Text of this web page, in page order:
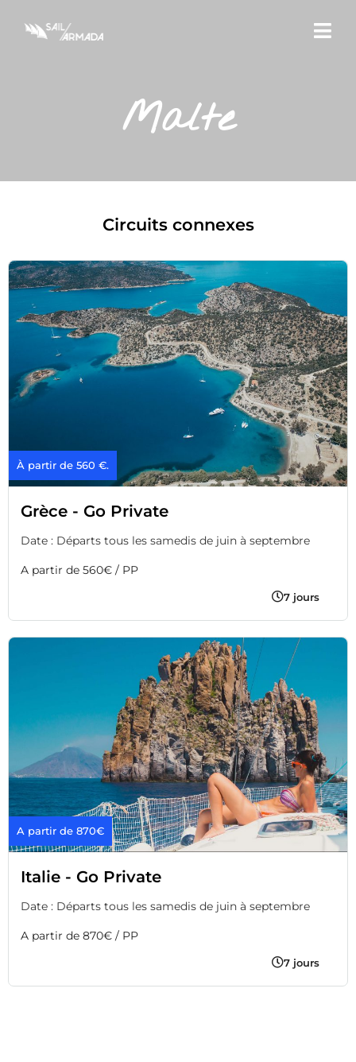
Malte
Circuits connexes
À partir de 560 €.
Grèce - Go Private
Date : Départs tous les samedis de juin à septembre
A partir de 560€ / PP
7 jours
A partir de 870€
Italie - Go Private
Date : Départs tous les samedis de juin à septembre
A partir de 870€ / PP
7 jours